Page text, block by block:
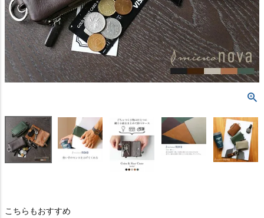
こちらもおすすめ